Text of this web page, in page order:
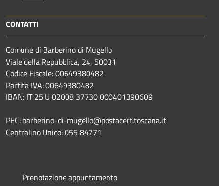
CONTATTI
Comune di Barberino di Mugello
Viale della Repubblica, 24, 50031
Codice Fiscale: 00649380482
Partita IVA: 00649380482
IBAN: IT 25 U 02008 37730 000401390609
PEC: barberino-di-mugello@postacert.toscana.it
Centralino Unico: 055 84771
Prenotazione appuntamento